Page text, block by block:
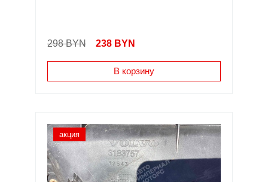
298 BYN 238 BYN
В корзину
акция